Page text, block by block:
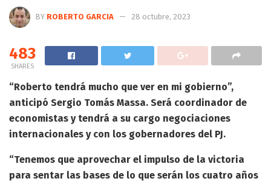
BY ROBERTO GARCIA 28 octubre, 2023
483
SHARES
“Roberto tendrá mucho que ver en mi gobierno”,
anticipó Sergio Tomás Massa. Será coordinador de
economistas y tendrá a su cargo negociaciones
internacionales y con los gobernadores del PJ.
“Tenemos que aprovechar el impulso de la victoria
para sentar las bases de lo que serán los cuatro años